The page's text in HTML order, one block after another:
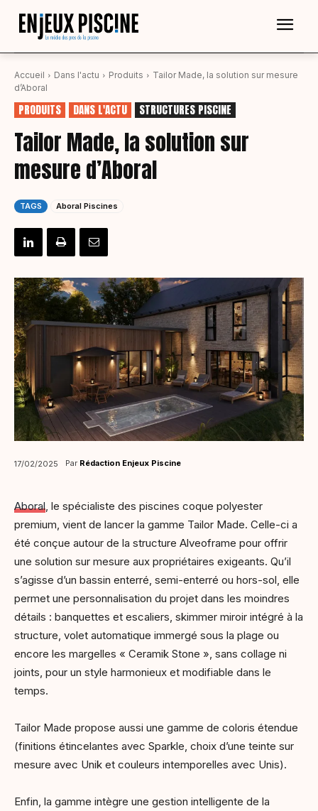
Accueil Dans l'actu Produits
Tailor Made, la solution sur mesure
d’Aboral
PRODUITS DANS L'ACTU STRUCTURES PISCINE
Tailor Made, la solution sur
mesure d’Aboral
TAGS Aboral Piscines
17/02/2025 Par Rédaction Enjeux Piscine
Aboral , le spécialiste des piscines coque polyester
premium, vient de lancer la gamme Tailor Made. Celle-ci a
été conçue autour de la structure Alveoframe pour offrir
une solution sur mesure aux propriétaires exigeants. Qu’il
s’agisse d’un bassin enterré, semi-enterré ou hors-sol, elle
permet une personnalisation du projet dans les moindres
détails : banquettes et escaliers, skimmer miroir intégré à la
structure, volet automatique immergé sous la plage ou
encore les margelles « Ceramik Stone », sans collage ni
joints, pour un style harmonieux et modifiable dans le
temps.
Tailor Made propose aussi une gamme de coloris étendue
(finitions étincelantes avec Sparkle, choix d’une teinte sur
mesure avec Unik et couleurs intemporelles avec Unis).
Enfin, la gamme intègre une gestion intelligente de la